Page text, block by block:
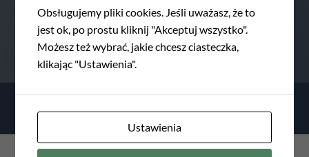
(insert contact form here)
Obsługujemy pliki cookies. Jeśli uważasz, że to
jest ok, po prostu kliknij "Akceptuj wszystko".
Możesz też wybrać, jakie chcesz ciasteczka,
klikając "Ustawienia".
Ustawienia